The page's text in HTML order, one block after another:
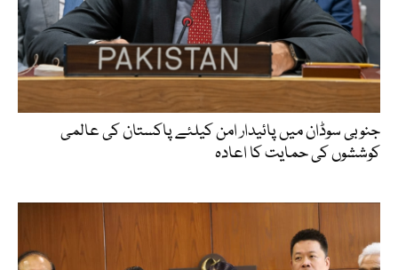
جنوبی سوڈان میں پائیدار امن کیلئے پاکستان کی عالمی
کوششوں کی حمایت کا اعادہ